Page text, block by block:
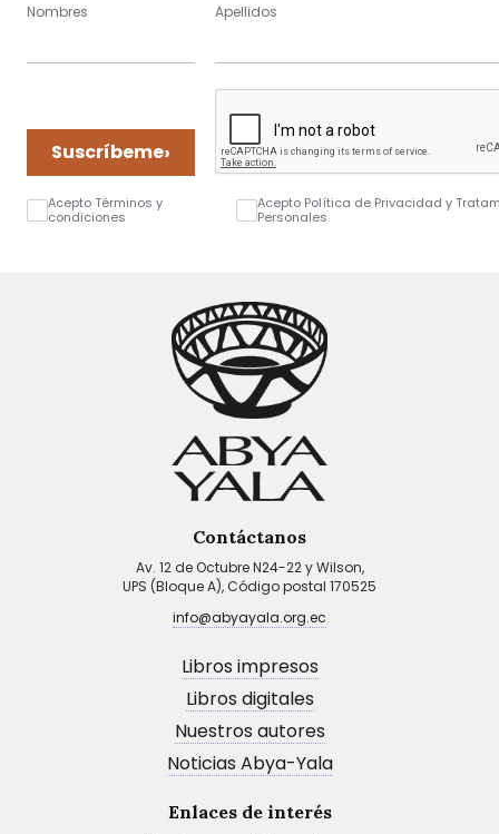
Nombres Apellidos
Suscríbeme›
Acepto Términos y
condiciones
Acepto Política de Privacidad y
Personales
Contáctanos
Av. 12 de Octubre N24-22 y Wilson,
UPS (Bloque A), Código postal 170525
info@abyayala.org.ec
Libros impresos
Libros digitales
Nuestros autores
Noticias Abya-Yala
Enlaces de interés